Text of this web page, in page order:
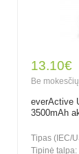
13.10€
Be
everActive
3500mAh
Tipas (IEC/
Tipinė